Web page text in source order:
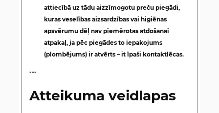
attiecībā uz tādu aizzīmogotu preču piegādi,
kuras veselības aizsardzības vai higiēnas
apsvērumu dēļ nav piemērotas atdošanai
atpakaļ, ja pēc piegādes to iepakojums
(plombējums) ir atvērts – it īpaši kontaktlēcas.
---
Atteikuma veidlapas